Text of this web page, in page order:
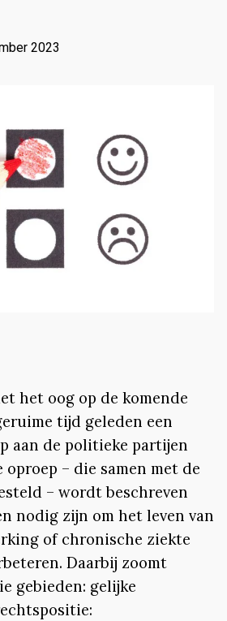
2023
het oog op de komende
tijd geleden een
aan de politieke partijen
– die samen met de
– wordt beschreven
nodig zijn om het leven van
of chronische ziekte
Daarbij zoomt
gebieden: gelijke